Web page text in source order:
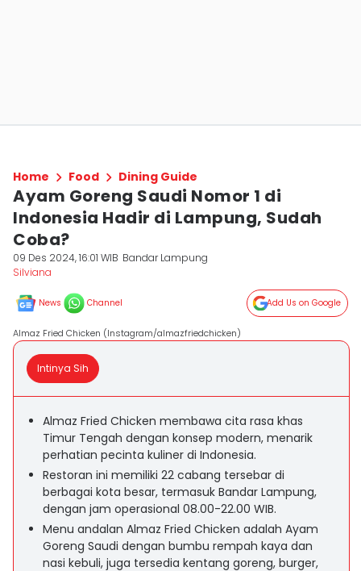
Home Food Dining Guide
Ayam Goreng Saudi Nomor 1 di
Indonesia Hadir di Lampung, Sudah
Coba?
09 Des 2024, 16:01 WIB Bandar Lampung
Silviana
News Channel Add Us on Google
Almaz Fried Chicken (Instagram/almazfriedchicken)
Intinya Sih
Almaz Fried Chicken membawa cita rasa khas
Timur Tengah dengan konsep modern, menarik
perhatian pecinta kuliner di Indonesia.
Restoran ini memiliki 22 cabang tersebar di
berbagai kota besar, termasuk Bandar Lampung,
dengan jam operasional 08.00-22.00 WIB.
Menu andalan Almaz Fried Chicken adalah Ayam
Goreng Saudi dengan bumbu rempah kaya dan
nasi kebuli, juga tersedia kentang goreng, burger,